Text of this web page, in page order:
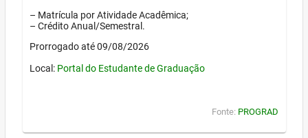
– Matrícula por Atividade Acadêmica;
– Crédito Anual/Semestral.
Prorrogado até 09/08/2026
Local: Portal do Estudante de Graduação
Fonte: PROGRAD